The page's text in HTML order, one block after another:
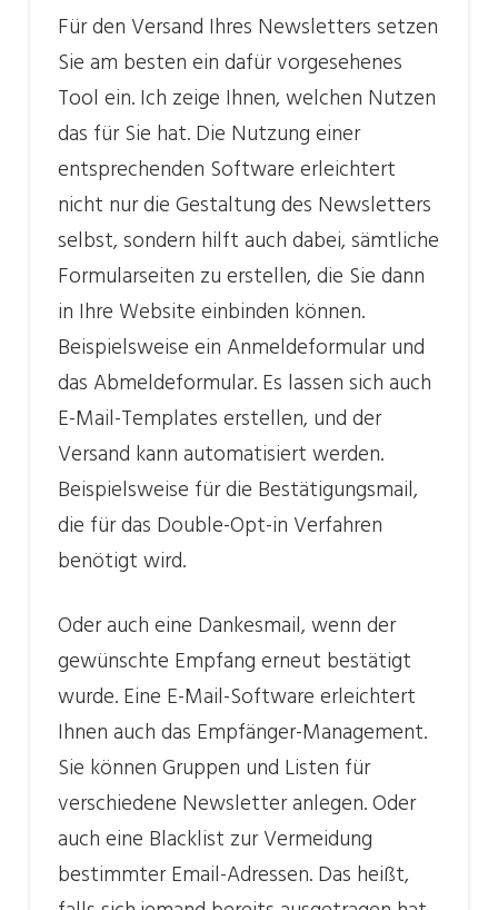
Für den Versand Ihres Newsletters setzen
Sie am besten ein dafür vorgesehenes
Tool ein. Ich zeige Ihnen, welchen Nutzen
das für Sie hat. Die Nutzung einer
entsprechenden Software erleichtert
nicht nur die Gestaltung des Newsletters
selbst, sondern hilft auch dabei, sämtliche
Formularseiten zu erstellen, die Sie dann
in Ihre Website einbinden können.
Beispielsweise ein Anmeldeformular und
das Abmeldeformular. Es lassen sich auch
E-Mail-Templates erstellen, und der
Versand kann automatisiert werden.
Beispielsweise für die Bestätigungsmail,
die für das Double-Opt-in Verfahren
benötigt wird.
Oder auch eine Dankesmail, wenn der
gewünschte Empfang erneut bestätigt
wurde. Eine E-Mail-Software erleichtert
Ihnen auch das Empfänger-Management.
Sie können Gruppen und Listen für
verschiedene Newsletter anlegen. Oder
auch eine Blacklist zur Vermeidung
bestimmter Email-Adressen. Das heißt,